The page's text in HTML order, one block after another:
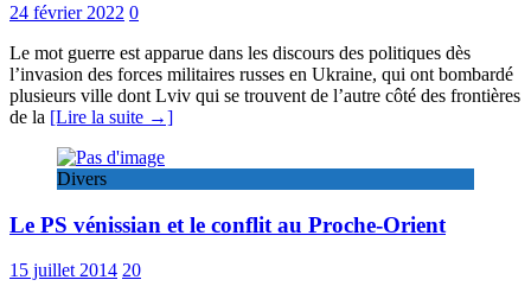
24 février 2022 0
Le mot guerre est apparue dans les discours des politiques dès
l’invasion des forces militaires russes en Ukraine, qui ont bombardé
plusieurs ville dont Lviv qui se trouvent de l’autre côté des frontières
de la [Lire la suite →]
Divers
Le PS vénissian et le conflit au Proche-Orient
15 juillet 2014 20